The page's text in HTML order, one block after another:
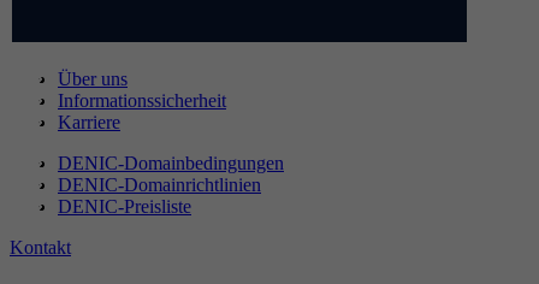
Über uns
Informationssicherheit
Karriere
DENIC-Domainbedingungen
DENIC-Domainrichtlinien
DENIC-Preisliste
Kontakt